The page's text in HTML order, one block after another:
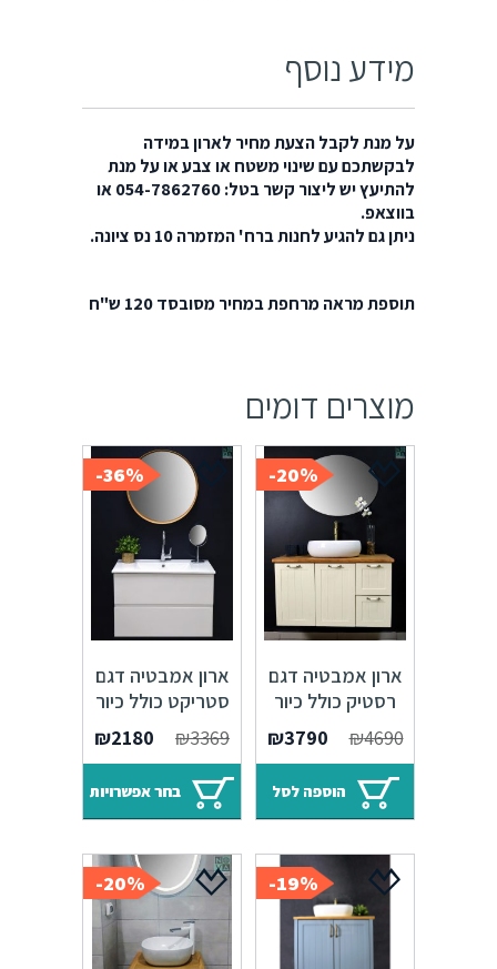
מידע נוסף
על מנת לקבל הצעת מחיר לארון במידה
לבקשתכם עם שינוי משטח או צבע או על מנת
להתיעץ יש ליצור קשר בטל: 054-7862760 או
בווצאפ.
ניתן גם להגיע לחנות ברח' המזמרה 10 נס ציונה.
תוספת מראה מרחפת במחיר מסובסד 120 ש"ח
מוצרים דומים
20%-
ארון אמבטיה דגם
רסטיק כולל כיור
איטגרלי או משטח
עץ אלון – 100
₪4690
המחיר
המקורי
היה:
₪4690.
₪3790
המחיר
הנוכחי
הוא:
₪3790.
הוספה לסל
36%-
ארון אמבטיה דגם
סטריקט כולל כיור
איטגרלי או משטח
עץ אלון
₪3369
₪2180
בחר אפשרויות
19%-
20%-